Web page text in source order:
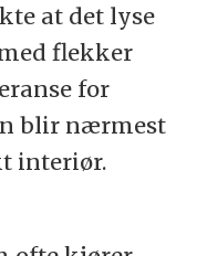
at det lyse
flekker
for
blir nærmest
interiør.